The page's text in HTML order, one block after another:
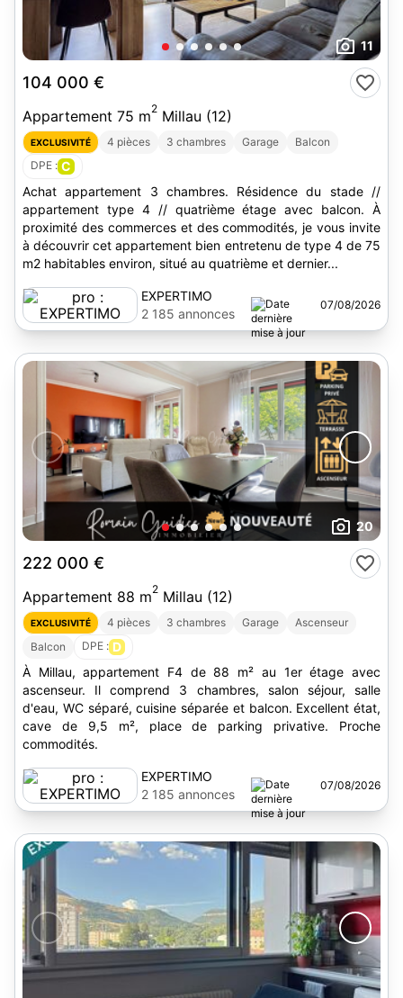
11
104 000 €
Appartement 75 m2 Millau (12)
EXCLUSIVITÉ 4 pièces 3 chambres Garage
Balcon
DPE : C
Achat appartement 3 chambres. Résidence du stade //
appartement type 4 // quatrième étage avec balcon. À
proximité des commerces et des commodités, je vous invite
à découvrir cet appartement bien entretenu de type 4 de 75
m2 habitables environ, situé au quatrième et dernier...
EXPERTIMO
2 185 annonces
07/08/2026
20
222 000 €
Appartement 88 m2 Millau (12)
EXCLUSIVITÉ 4 pièces 3 chambres Garage
Ascenseur
Balcon
DPE : D
À Millau, appartement F4 de 88 m² au 1er étage avec
ascenseur. Il comprend 3 chambres, salon séjour, salle
d'eau, WC séparé, cuisine séparée et balcon. Excellent état,
cave de 9,5 m², place de parking privative. Proche
commodités.
EXPERTIMO
2 185 annonces
07/08/2026